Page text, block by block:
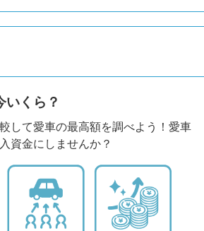
いくら？
して愛車の最高額を調べよう！愛車
資金にしませんか？